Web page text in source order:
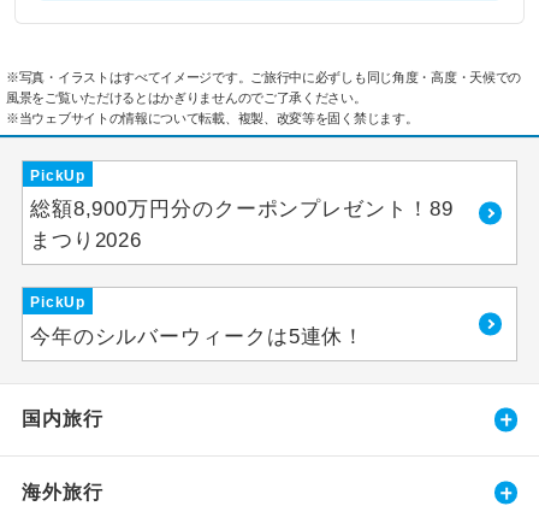
※写真・イラストはすべてイメージです。ご旅行中に必ずしも同じ角度・高度・天候での
風景をご覧いただけるとはかぎりませんのでご了承ください。
※当ウェブサイトの情報について転載、複製、改変等を固く禁じます。
PickUp
総額8,900万円分のクーポンプレゼント！89
まつり2026
PickUp
今年のシルバーウィークは5連休！
国内旅行
海外旅行